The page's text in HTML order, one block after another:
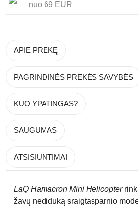
nuo 69 EUR
APIE PREKĘ
PAGRINDINĖS PREKĖS SAVYBĖS
KUO YPATINGAS?
SAUGUMAS
ATSISIUNTIMAI
LaQ Hamacron Mini Helicopter
žavų nediduką sraigtasparnio